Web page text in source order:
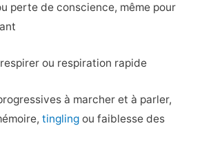
perte de conscience, même pour
ou respiration rapide
à marcher et à parler,
tingling ou faiblesse des